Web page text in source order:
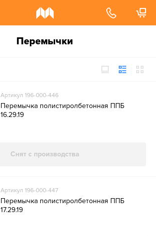
Перемычки
Артикул 196-000-446
Перемычка полистиролбетонная ППБ
16.29.19
Снят с производства
Артикул 196-000-447
Перемычка полистиролбетонная ППБ
17.29.19